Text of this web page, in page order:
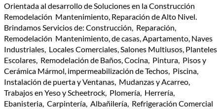
Orientada al desarrollo de Soluciones en la Construcción
Remodelación Mantenimiento, Reparación de Alto Nivel.
Brindamos Servicios de: Construcción, Reparación,
Remodelación Mantenimiento, de casas, Apartamento, Naves
Industriales, Locales Comerciales, Salones Multiusos, Planteles
Escolares, Remodelación de Baños, Cocina, Pintura, Pisos y
Cerámica Mármol, impermeabilización de Techos, Piscina,
Instalación de puerta y Ventanas, Mudanzas y Acarreo,
Trabajos en Yeso y Scheetrock, Plomería, Herrería,
Ebanisteria, Carpintería, Albañilería, Refrigeración Comercial